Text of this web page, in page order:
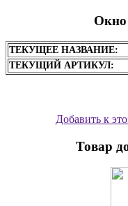
Окно
ТЕКУЩЕЕ НАЗВАНИЕ:
ТЕКУЩИЙ АРТИКУЛ:
Добавить к
Товар